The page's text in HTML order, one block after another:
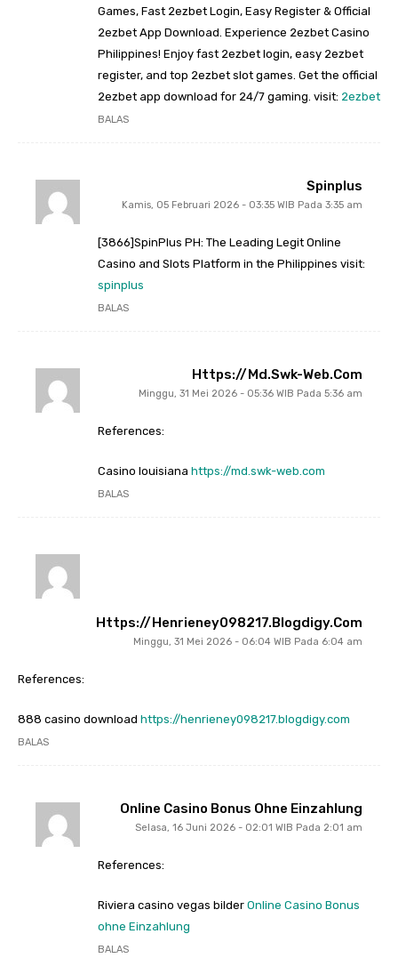
Games, Fast 2ezbet Login, Easy Register & Official
2ezbet App Download. Experience 2ezbet Casino
Philippines! Enjoy fast 2ezbet login, easy 2ezbet
register, and top 2ezbet slot games. Get the official
2ezbet app download for 24/7 gaming. visit: 2ezbet
BALAS
Spinplus
Kamis, 05 Februari 2026 - 03:35 WIB Pada 3:35 am
[3866]SpinPlus PH: The Leading Legit Online
Casino and Slots Platform in the Philippines visit:
spinplus
BALAS
Https://md.swk-Web.com
Minggu, 31 Mei 2026 - 05:36 WIB Pada 5:36 am
References:
Casino louisiana https://md.swk-web.com
BALAS
Https://henrieney098217.blogdigy.com
Minggu, 31 Mei 2026 - 06:04 WIB Pada 6:04 am
References:
888 casino download https://henrieney098217.blogdigy.com
BALAS
Online Casino Bonus Ohne Einzahlung
Selasa, 16 Juni 2026 - 02:01 WIB Pada 2:01 am
References:
Riviera casino vegas bilder Online Casino Bonus
ohne Einzahlung
BALAS